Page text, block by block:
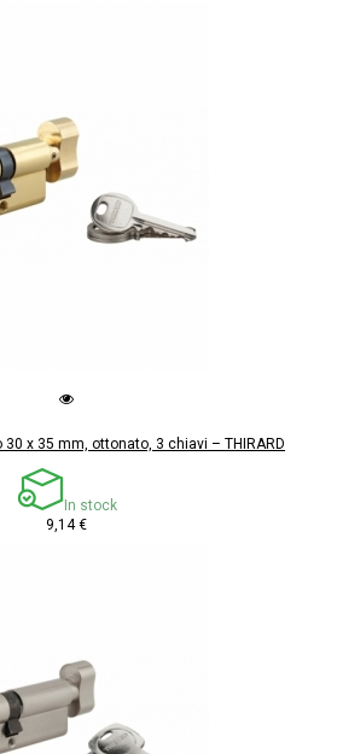
x 35 mm, ottonato, 3 chiavi – THIRARD
In stock
9,14 €